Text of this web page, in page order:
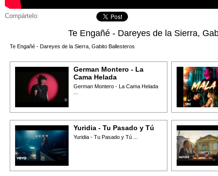
Compártelo:
Te Engañé - Dareyes de la Sierra,
Te Engañé - Dareyes de la Sierra, Gabito Ballesteros
German Montero - La
Cama Helada
German Montero - La Cama Helada
Yuridia - Tu Pasado y Tú
Yuridia - Tu Pasado y Tú ...